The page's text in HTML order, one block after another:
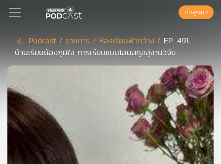
Podcast
เพล
ลิ
สต์
แนะนำ
เข้าสู่ระบบ
Podcast / รายการ / ห้องเรียนฟ้ากว้าง / EP. 491:
บ้านเรียนน้องภูมิใจ การเรียนแบบโฮมสคูลสู่งานวิจัย